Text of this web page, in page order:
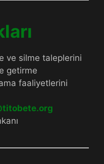
ve silme taleplerini
getirme
faaliyetlerini